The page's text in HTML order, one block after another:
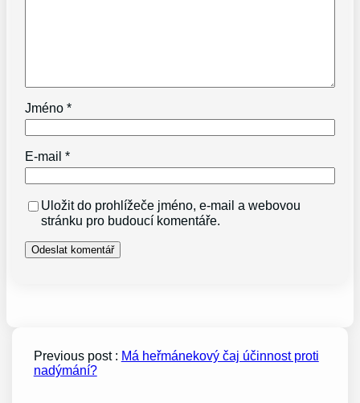
Jméno*
E-mail*
Uložit do prohlížeče jméno, e-mail a webovou
stránku pro budoucí komentáře.
Previous post : Má heřmánekový čaj účinnost proti
nadýmání?